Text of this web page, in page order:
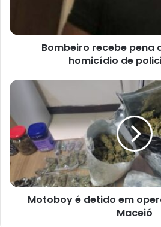
Bombeiro recebe pena
homicídio de
Motoboy é detido em
Maceió